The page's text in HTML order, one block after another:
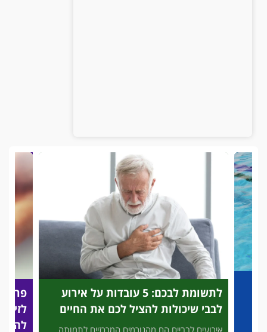
לתשומת לבכם: 5 עובדות על אירוע
לבבי שיכולות להציל לכם את החיים
אירועים לבביים הם מהגורמים המרכזיים לתמותה